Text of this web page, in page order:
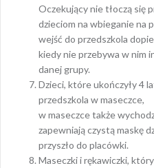
Oczekujący nie tłoczą się
dzieciom na wbieganie na
wejść do przedszkola
kiedy nie przebywa w nim
danej grupy.
Dzieci, które ukończyły 4
przedszkola w maseczce,
w maseczce także
zapewniają czystą maskę
przyszło do placówki.
Maseczki i rękawiczki,